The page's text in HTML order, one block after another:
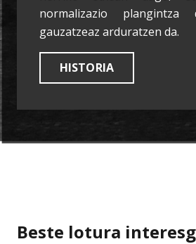
normalizazio plangintza
gauzatzeaz arduratzen da.
HISTORIA
Beste lotura